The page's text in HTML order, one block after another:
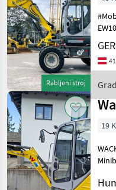
Rabljeni stroj
S/
19